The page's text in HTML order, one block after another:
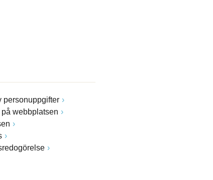
personuppgifter
webbplatsen